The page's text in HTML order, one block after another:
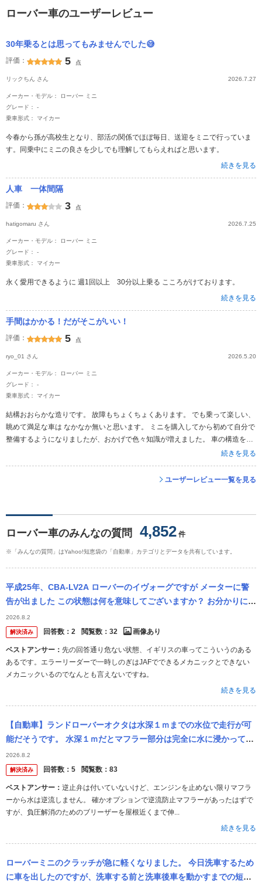
ローバー車のユーザーレビュー
30年乗るとは思ってもみませんでした😅
評価： 5 点
リックちん さん 2026.7.27
メーカー・モデル： ローバー ミニ
グレード： -
乗車形式： マイカー
今春から孫が高校生となり、部活の関係でほぼ毎日、送迎をミニで行っていま
す。同乗中にミニの良さを少しでも理解してもらえればと思います。
続きを見る
人車 一体間隔
評価： 3 点
hatigomaru さん 2026.7.25
メーカー・モデル： ローバー ミニ
グレード： -
乗車形式： マイカー
永く愛用できるように 週1回以上 30分以上乗る こころがけております。
続きを見る
手間はかかる！だがそこがいい！
評価： 5 点
ryo_01 さん 2026.5.20
メーカー・モデル： ローバー ミニ
グレード： -
乗車形式： マイカー
結構おおらかな造りです。 故障もちょくちょくあります。 でも乗って楽しい、
眺めて満足な車は なかなか無いと思います。 ミニを購入してから初めて自分で
整備するようになりましたが、おかげで色々知識が増えました。 車の構造を学
続きを見る
ユーザーレビュー一覧を見る
ローバー車のみんなの質問 4,852 件
※「みんなの質問」はYahoo!知恵袋の「自動車」カテゴリとデータを共有しています。
平成25年、CBA-LV2A ローバーのイヴォーグですが メーターに警
告が出ました この状態は何を意味してございますか？ お分かりにな
れば宜しくお願い申し上げます 急を要する故障か？
2026.8.2
解決済み 回答数： 2 閲覧数： 32 画像あり
ベストアンサー： 先の回答通り危ない状態、イギリスの車ってこういうのある
あるです。エラーリーダーで一時しのぎはJAFでできるメカニックとできない
メカニックいるのでなんとも言えないですね。
続きを見る
【自動車】ランドローバーオクタは水深１ｍまでの水位で走行が可
能だそうです。 水深１ｍだとマフラー部分は完全に水に浸かってい
ると思いますがなぜマフラー内に水...
2026.8.2
解決済み 回答数： 5 閲覧数： 83
ベストアンサー： 逆止弁は付いていないけど、エンジンを止めない限りマフラ
ーから水は逆流しません。 確かオプションで逆流防止マフラーがあったはずで
すが、負圧解消のためのブリーザーを屋根近くまで伸...
続きを見る
ローバーミニのクラッチが急に軽くなりました。 今日洗車するため
に車を出したのですが、洗車する前と洗車後車を動かすまでの短時